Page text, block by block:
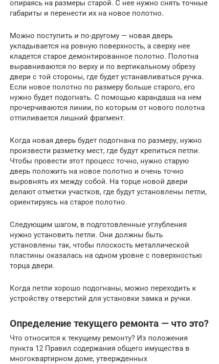
опираясь на размеры старой. С нее нужно снять точные
габариты и перенести их на новое полотно.
Можно поступить и по-другому — новая дверь
укладывается на ровную поверхность, а сверху нее
кладется старое демонтированное полотно. Полотна
выравниваются по верху и по вертикальному обрезу
двери с той стороны, где будет устанавливаться ручка.
Если новое полотно по размеру больше старого, его
нужно будет подогнать. С помощью карандаша на нем
прочерчиваются линии, по которым от нового полотна
отпиливается лишний фрагмент.
Когда новая дверь будет подогнана по размеру, нужно
произвести разметку мест, где будут крепиться петли.
Чтобы провести этот процесс точно, нужно старую
дверь положить на новое полотно и очень точно
выровнять их между собой. На торце новой двери
делают отметки участков, где будут установлены петли,
ориентируясь на старое полотно.
Следующим шагом, в подготовленные углубления
нужно установить петли. Они должны быть
установлены так, чтобы плоскость металлической
пластины оказалась на одном уровне с поверхностью
торца двери.
Когда петли хорошо подогнаны, можно переходить к
устройству отверстий для установки замка и ручки.
Определение текущего ремонта — что это?
Что относится к текущему ремонту? Из положения
пункта 12 Правил содержания общего имущества в
многоквартирном доме, утвержденных